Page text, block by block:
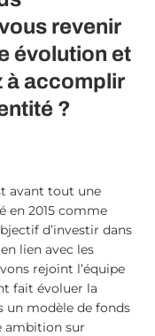
revenir
évolution et
à accomplir
?
avant tout une
en 2015 comme
d’investir dans
lien avec les
rejoint l’équipe
fait évoluer la
un modèle de fonds
ambition sur